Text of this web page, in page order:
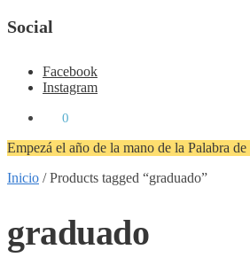
Social
Facebook
Instagram
0
Empezá el año de la mano de la Palabra
Inicio /Products tagged “graduado”
graduado